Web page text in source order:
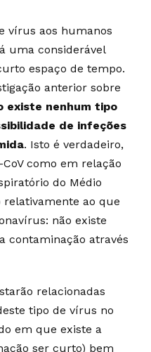
vírus aos humanos
uma considerável
espaço de tempo.
anterior sobre
existe nenhum tipo
de infeções
. Isto é verdadeiro,
como em relação
do Médio
relativamente ao que
não existe
contaminação através
relacionadas
tipo de vírus no
em que existe a
ser curto) bem